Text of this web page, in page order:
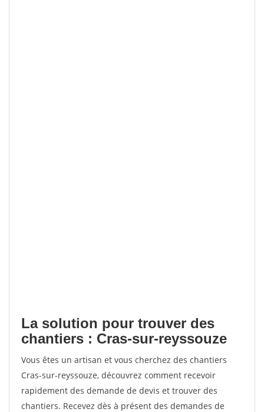
La solution pour trouver des
chantiers : Cras-sur-reyssouze
Vous êtes un artisan et vous cherchez des chantiers
Cras-sur-reyssouze, découvrez comment recevoir
rapidement des demande de devis et trouver des
chantiers. Recevez dès à présent des demandes de